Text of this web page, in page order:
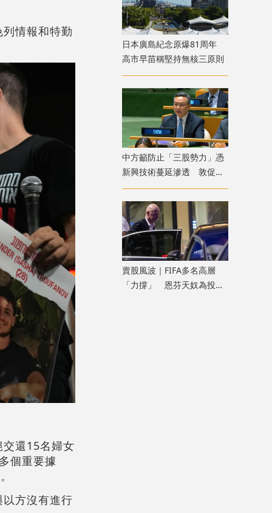
情報和特勤
還15名婦女
個重要據
方沒有進行
日本廣島紀念原爆81周年
高市早苗稱堅持無核三原則
中方籲防止「三股勢力」憑
新興技術蔓延滲透 敦促敘
利亞打擊「東伊運」
​賣股風波｜FIFA多名高層
「力撐」 恩芬天奴為投資